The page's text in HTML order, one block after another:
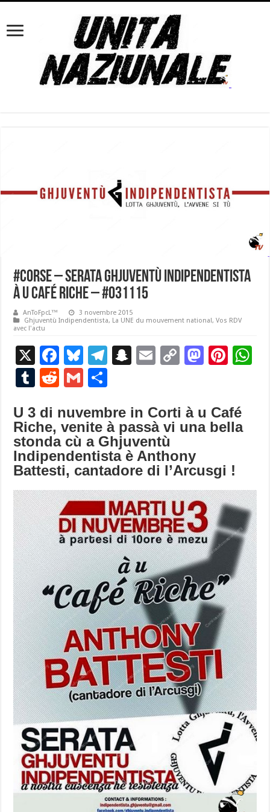
#Corse – Serata Ghjuventù Indipendentista
à u Café Riche – #031115
AnToFpcL™
3 novembre 2015
Ghjuventù Indipendentista, La UNE du mouvement national,Vos RDV
avec l'actu
X
F
ac
e
b
o
o
k
Bl
u
es
ky
T
gr
a
m
S
p
c
h
at
E
l
C
y
Li
n
k
M
d
o
Pi
es
t
T
m
bl
r
R
d
di
t
G
ai
l
ta
g
er
U 3 di nuvembre in Corti à u Café
Riche, venite à passà vi una bella
stonda cù a Ghjuventù
Indipendentista è Anthony
Battesti, cantadore di l’Arcusgi !